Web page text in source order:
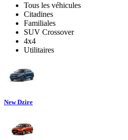
Tous les véhicules
Citadines
Familiales
SUV Crossover
4x4
Utilitaires
New Dzire